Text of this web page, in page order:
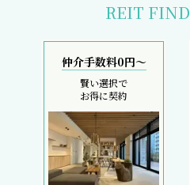
REIT FIND
仲介手数料0円～
賢い選択で
お得に契約